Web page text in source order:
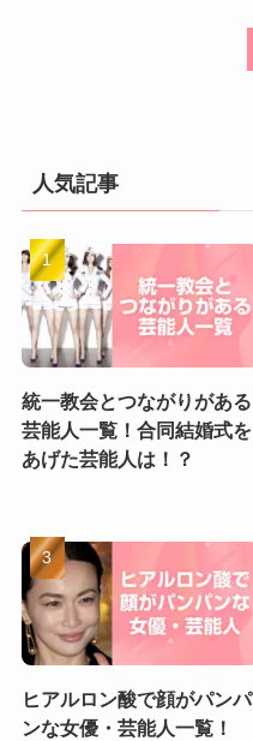
人気記事
統一教会とつながりがある
芸能人一覧！合同結婚式を
あげた芸能人は！？
ヒアルロン酸で顔がパンパ
ンな女優・芸能人一覧！